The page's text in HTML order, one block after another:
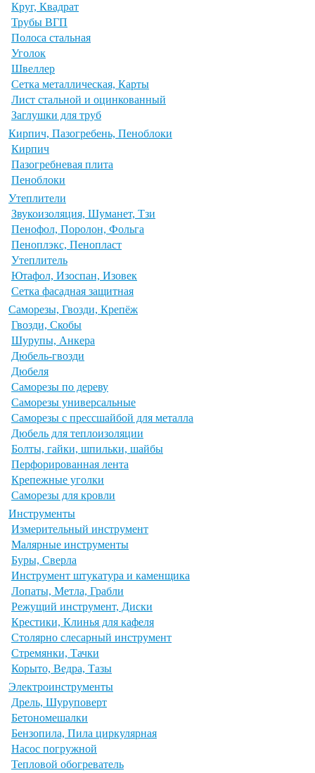
Круг, Квадрат
Трубы ВГП
Полоса стальная
Уголок
Швеллер
Сетка металлическая, Карты
Лист стальной и оцинкованный
Заглушки для труб
Кирпич, Пазогребень, Пеноблоки
Кирпич
Пазогребневая плита
Пеноблоки
Утеплители
Звукоизоляция, Шуманет, Тзи
Пенофол, Поролон, Фольга
Пеноплэкс, Пенопласт
Утеплитель
Ютафол, Изоспан, Изовек
Сетка фасадная защитная
Саморезы, Гвозди, Крепёж
Гвозди, Скобы
Шурупы, Анкера
Дюбель-гвозди
Дюбеля
Саморезы по дереву
Саморезы универсальные
Саморезы с прессшайбой для металла
Дюбель для теплоизоляции
Болты, гайки, шпильки, шайбы
Перфорированная лента
Крепежные уголки
Саморезы для кровли
Инструменты
Измерительный инструмент
Малярные инструменты
Буры, Сверла
Инструмент штукатура и каменщика
Лопаты, Метла, Грабли
Режущий инструмент, Диски
Крестики, Клинья для кафеля
Столярно слесарный инструмент
Стремянки, Тачки
Корыто, Ведра, Тазы
Электроинструменты
Дрель, Шуруповерт
Бетономешалки
Бензопила, Пила циркулярная
Насос погружной
Тепловой обогреватель